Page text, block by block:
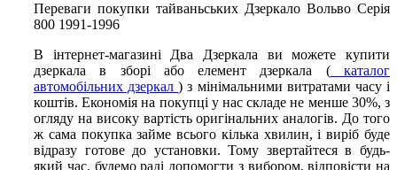
Переваги покупки тайваньських Дзеркало Вольво Серія
800 1991-1996
В інтернет-магазині Два Дзеркала ви можете купити
дзеркала в зборі або елемент дзеркала (каталог
автомобільних дзеркал) з мінімальними витратами часу і
коштів. Економія на покупці у нас складе не менше 30%, з
огляду на високу вартість оригінальних аналогів. До того
ж сама покупка займе всього кілька хвилин, і виріб буде
відразу готове до установки. Тому звертайтеся в будь-
який час, будемо раді допомогти з вибором, відповісти на